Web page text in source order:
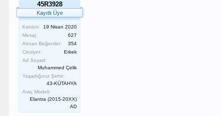
45R3928
Kayıtlı Üye
Katılım:
19 Nisan 2020
Mesaj:
627
Alınan Beğeniler:
354
Cinsiyet:
Erkek
Ad Soyad:
Muhammed Çelik
Yaşadığınız Şehir:
43-KÜTAHYA
Araç Modeli:
Elantra (2015-20XX)
AD